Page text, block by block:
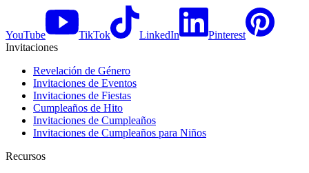
YouTube TikTok LinkedIn
Pinterest
Invitaciones
Revelación de Género
Invitaciones de Eventos
Invitaciones de Fiestas
Cumpleaños de Hito
Invitaciones de Cumpleaños
Invitaciones de Cumpleaños para Niños
Recursos